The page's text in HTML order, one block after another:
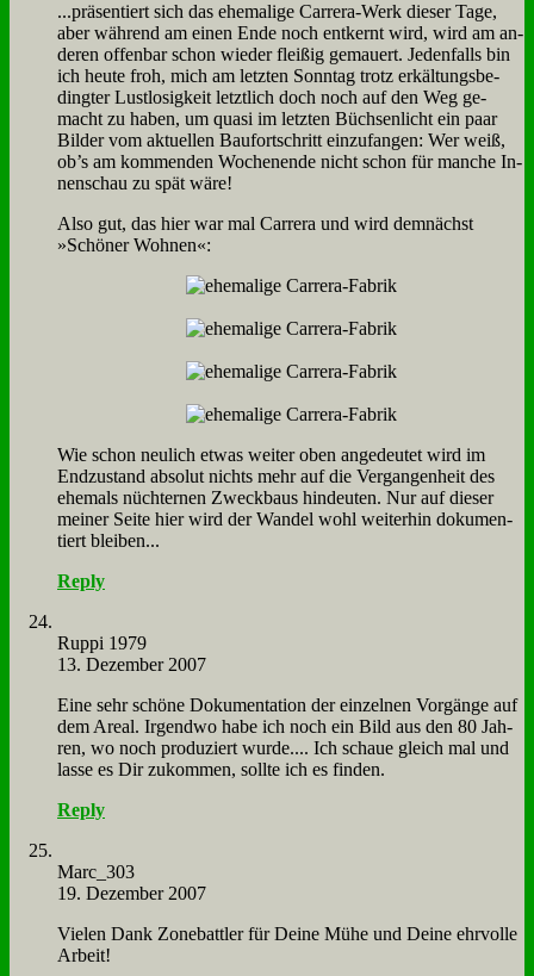
...prä­sen­tiert sich das ehe­ma­li­ge Car­rera-Werk die­ser Ta­ge,
aber wäh­rend am ei­nen En­de noch ent­kernt wird, wird am an­
de­ren of­fen­bar schon wie­der flei­ßig ge­mau­ert. Je­den­falls bin
ich heu­te froh, mich am letz­ten Sonn­tag trotz er­käl­tungs­be­
ding­ter Lust­lo­sig­keit letzt­lich doch noch auf den Weg ge­
macht zu ha­ben, um qua­si im letz­ten Büch­sen­licht ein paar
Bil­der vom ak­tu­el­len Bau­fort­schritt ein­zu­fan­gen: Wer weiß,
ob’s am kom­men­den Wo­chen­en­de nicht schon für man­che In­
nen­schau zu spät wä­re!
Al­so gut, das hier war mal Car­rera und wird dem­nächst
»Schö­ner Woh­nen«:
Wie schon neu­lich et­was wei­ter oben an­ge­deu­tet wird im
End­zu­stand ab­so­lut nichts mehr auf die Ver­gan­gen­heit des
ehe­mals nüch­ter­nen Zweck­baus hin­deu­ten. Nur auf die­ser
mei­ner Sei­te hier wird der Wan­del wohl wei­ter­hin do­ku­men­
tiert blei­ben...
Reply
Rup­pi 1979
13. Dezember 2007
Ei­ne sehr schö­ne Do­ku­men­ta­ti­on der ein­zel­nen Vor­gän­ge auf
dem Are­al. Ir­gend­wo ha­be ich noch ein Bild aus den 80 Jah­
ren, wo noch pro­du­ziert wur­de.... Ich schaue gleich mal und
las­se es Dir zu­kom­men, soll­te ich es fin­den.
Reply
Marc_303
19. Dezember 2007
Vie­len Dank Zone­batt­ler für Dei­ne Mü­he und Dei­ne ehr­vol­le
Ar­beit!